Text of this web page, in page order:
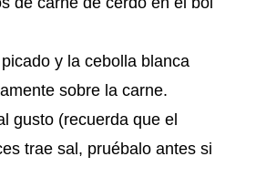
y la cebolla blanca
sobre la carne.
gusto (recuerda que el
trae sal, pruébalo antes si